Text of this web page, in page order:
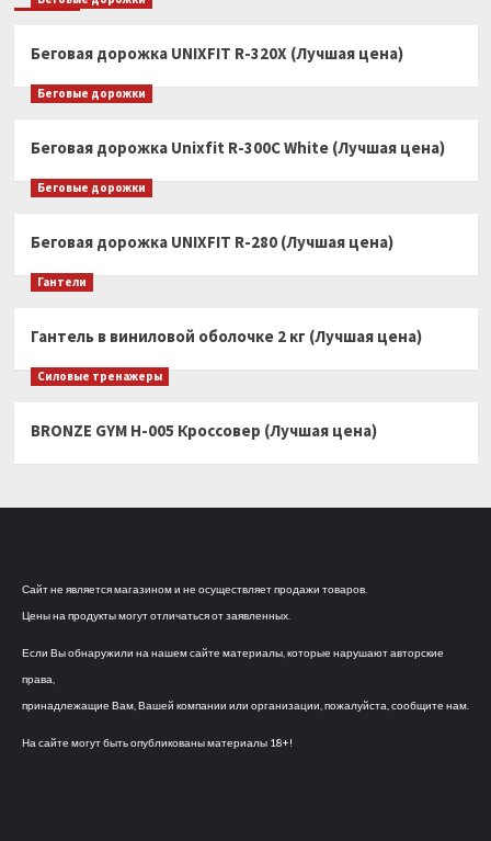
Беговая дорожка UNIXFIT R-320X (Лучшая цена)
Беговые дорожки
Беговая дорожка Unixfit R-300C White (Лучшая цена)
Беговые дорожки
Беговая дорожка UNIXFIT R-280 (Лучшая цена)
Гантели
Гантель в виниловой оболочке 2 кг (Лучшая цена)
Силовые тренажеры
BRONZE GYM H-005 Кроссовер (Лучшая цена)
Сайт не является магазином и не осуществляет продажи товаров.
Цены на продукты могут отличаться от заявленных.
Если Вы обнаружили на нашем сайте материалы, которые нарушают авторские
права,
принадлежащие Вам, Вашей компании или организации, пожалуйста, сообщите нам.
На сайте могут быть опубликованы материалы 18+!